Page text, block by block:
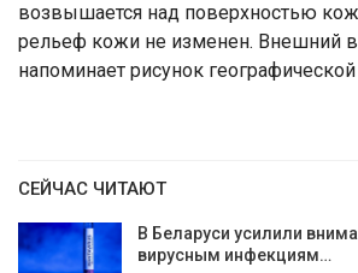
возвышается над поверхностью
рельеф кожи не изменен. Внешний
напоминает рисунок
СЕЙЧАС ЧИТАЮТ
В Беларуси усилили
вирусным инфекциям…